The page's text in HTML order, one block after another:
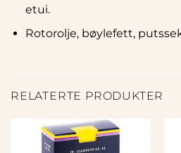
etui.
Rotorolje, bøylefett,
RELATERTE PRODUKTER